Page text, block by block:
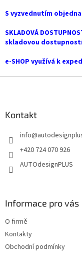
S vyzvednutím
SKLADOVÁ
skladovou
e-SHOP využívá k
Kontakt
info@
+420 724 070 926
AUTOdesignPLUS
Informace pro vás
O firmě
Kontakty
Obchodní podmínky